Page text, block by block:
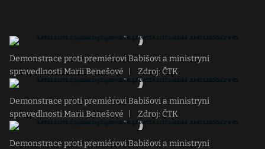
Demonstrace proti premiérovi Babišovi a ministryni
spravedlnosti Marii Benešové
Zdroj: ČTK
Demonstrace proti premiérovi Babišovi a ministryni
spravedlnosti Marii Benešové
Zdroj: ČTK
Demonstrace proti premiérovi Babišovi a ministryni